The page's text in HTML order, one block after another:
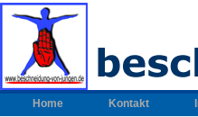
Home Kontakt